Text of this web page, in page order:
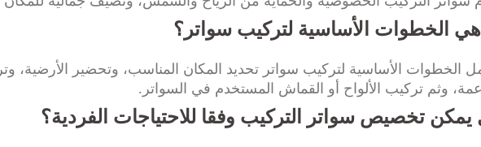
الخطوات الأساسية لتركيب سواتر؟
الخطوات الأساسية لتركيب سواتر تحديد المكان المناسب، وتحضير الأرضية،
وثم تركيب الألواح أو القماش المستخدم في السواتر.
تخصيص سواتر التركيب وفقا للاحتياجات الفردية؟